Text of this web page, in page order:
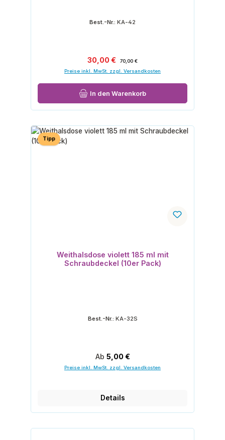
Best.-Nr.: KA-42
Verkaufspreis:
30,00 €
70,00 €
Preise inkl. MwSt. zzgl. Versandkosten
In den Warenkorb
Tipp
Weithalsdose violett 185 ml mit
Schraubdeckel (10er Pack)
Best.-Nr.: KA-32S
Regulärer Preis:
Ab 5,00 €
Preise inkl. MwSt. zzgl. Versandkosten
Details